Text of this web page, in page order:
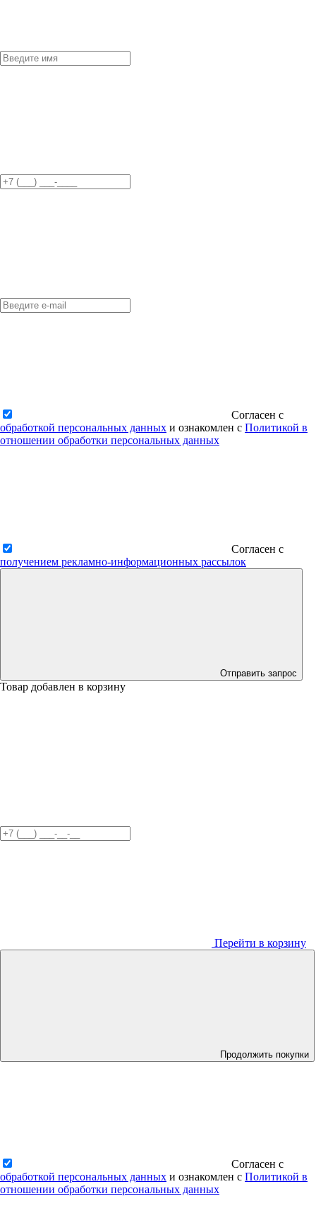
Согласен с
обработкой персональных данных и ознакомлен с Политикой в
отношении обработки персональных данных
Согласен с
получением рекламно-информационных рассылок
Отправить запрос
Товар добавлен в корзину
Перейти в корзину
Продолжить покупки
Согласен с
обработкой персональных данных и ознакомлен с Политикой в
отношении обработки персональных данных